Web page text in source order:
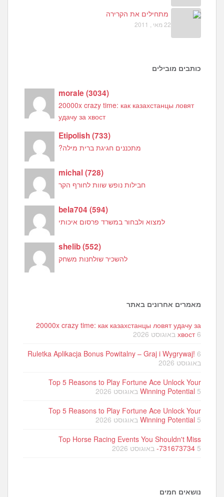
מתחילים את הקרירה
22 מאי , 2011
כותבים מובילים
morale(3034)
20000x crazy time: как казахстанцы ловят
удачу за хвост
Etipolish(733)
מתכננים חגיגת ברית מילה?
michal(728)
חבילות נופש שוות לחורף הקר
bela704(594)
למצוא ולבחור במשרד פרסום איכותי
shelib(552)
להשכיר שולחנות משחק
מאמרים אחרונים באתר
20000x crazy time: как казахстанцы ловят удачу за
хвост 6 באוגוסט 2026
Ruletka Aplikacja Bonus Powitalny – Graj i Wygrywaj! 6
באוגוסט 2026
Top 5 Reasons to Play Fortune Ace Unlock Your
Winning Potential 5 באוגוסט 2026
Top 5 Reasons to Play Fortune Ace Unlock Your
Winning Potential 5 באוגוסט 2026
Top Horse Racing Events You Shouldn't Miss
-731673734 5 באוגוסט 2026
נושאים חמים